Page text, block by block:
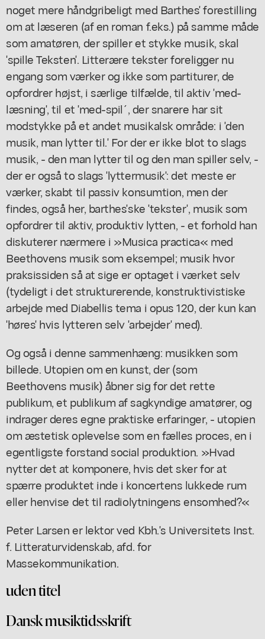
noget mere håndgribeligt med Barthes' forestilling
om at læseren (af en roman f.eks.) på samme måde
som amatøren, der spiller et stykke musik, skal
'spille Teksten'. Litterære tekster foreligger nu
engang som værker og ikke som partiturer, de
opfordrer højst, i særlige tilfælde, til aktiv 'med-
læsning', til et 'med-spil´, der snarere har sit
modstykke på et andet musikalsk område: i 'den
musik, man lytter til.' For der er ikke blot to slags
musik, - den man lytter til og den man spiller selv, -
der er også to slags 'lyttermusik': det meste er
værker, skabt til passiv konsumtion, men der
findes, også her, barthes'ske 'tekster', musik som
opfordrer til aktiv, produktiv lytten, - et forhold han
diskuterer nærmere i »Musica practica« med
Beethovens musik som eksempel; musik hvor
praksissiden så at sige er optaget i værket selv
(tydeligt i det strukturerende, konstruktivistiske
arbejde med Diabellis tema i opus 120, der kun kan
'høres' hvis lytteren selv 'arbejder' med).
Og også i denne sammenhæng: musikken som
billede. Utopien om en kunst, der (som
Beethovens musik) åbner sig for det rette
publikum, et publikum af sagkyndige amatører, og
indrager deres egne praktiske erfaringer, - utopien
om æstetisk oplevelse som en fælles proces, en i
egentligste forstand social produktion. »Hvad
nytter det at komponere, hvis det sker for at
spærre produktet inde i koncertens lukkede rum
eller henvise det til radiolytningens ensomhed?«
Peter Larsen er lektor ved Kbh.'s Universitets Inst.
f. Litteraturvidenskab, afd. for
Massekommunikation.
uden titel
Dansk musiktidsskrift